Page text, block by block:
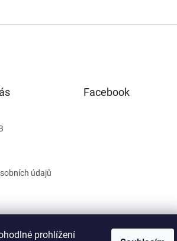
prohlížení
údajů
Facebook